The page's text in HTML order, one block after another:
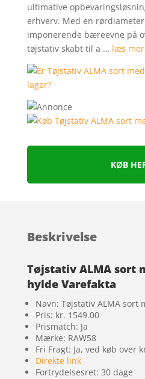
ultimative
erhverv. Med en
imponerende bæreevne på
tøjstativ skabt til a … læs
KØB
Beskrivelse
Tøjstativ ALMA sort
hylde Varefakta
Navn: Tøjstativ ALMA sort
Pris: kr. 1549.00
Prismatch: Ja
Mærke: RAW58
Fri Fragt: Ja, ved køb over
Direkte link
Fortrydelsesret: 30 dage